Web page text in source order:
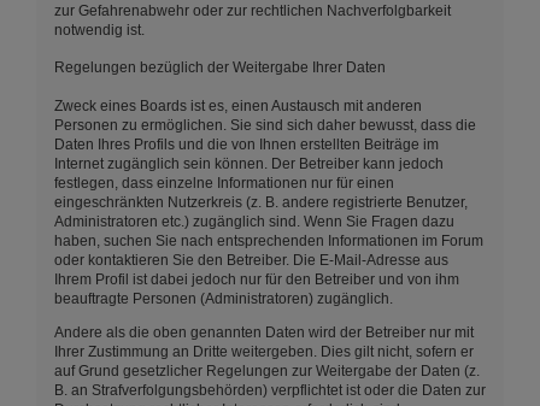
zur Gefahrenabwehr oder zur rechtlichen Nachverfolgbarkeit
notwendig ist.
Regelungen bezüglich der Weitergabe Ihrer Daten
Zweck eines Boards ist es, einen Austausch mit anderen
Personen zu ermöglichen. Sie sind sich daher bewusst, dass die
Daten Ihres Profils und die von Ihnen erstellten Beiträge im
Internet zugänglich sein können. Der Betreiber kann jedoch
festlegen, dass einzelne Informationen nur für einen
eingeschränkten Nutzerkreis (z. B. andere registrierte Benutzer,
Administratoren etc.) zugänglich sind. Wenn Sie Fragen dazu
haben, suchen Sie nach entsprechenden Informationen im Forum
oder kontaktieren Sie den Betreiber. Die E-Mail-Adresse aus
Ihrem Profil ist dabei jedoch nur für den Betreiber und von ihm
beauftragte Personen (Administratoren) zugänglich.
Andere als die oben genannten Daten wird der Betreiber nur mit
Ihrer Zustimmung an Dritte weitergeben. Dies gilt nicht, sofern er
auf Grund gesetzlicher Regelungen zur Weitergabe der Daten (z.
B. an Strafverfolgungsbehörden) verpflichtet ist oder die Daten zur